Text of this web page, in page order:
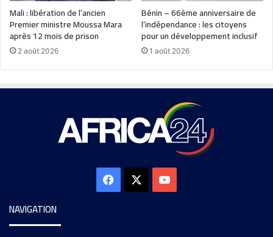
Mali : libération de l’ancien
Premier ministre Moussa Mara
après 12 mois de prison
2 août 2026
Bénin – 66ème anniversaire de
l’indépendance : les citoyens
pour un développement inclusif
1 août 2026
NAVIGATION